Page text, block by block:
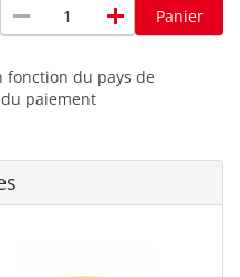
remove add Panier
fonction du pays de
paiement